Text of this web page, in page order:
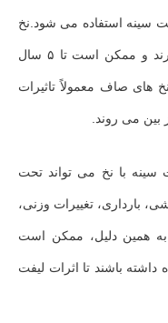
سینه استفاده می‌ شود.نخ‌
های خاردار معمولاً تاثیرات ماندگارتری دارند و ممکن است تا ۵ سال
های صاف معمولاً تاثیرات
بین می‌ روند.
سینه با نخ می‌ تواند تحت
بارداری، تغییرات وزنی،
به همین دلیل، ممکن است
داشته باشند تا اثرات لیفت